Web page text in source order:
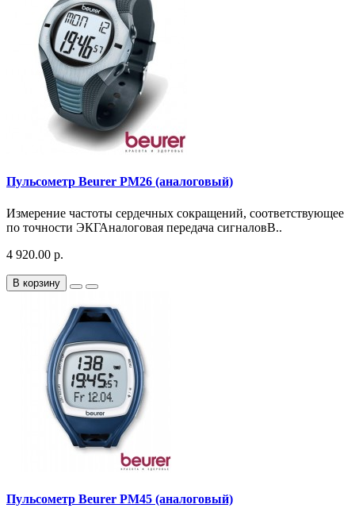
Пульсометр Beurer PM26 (аналоговый)
Измерение частоты сердечных сокращений, соответствующее
по точности ЭКГАналоговая передача сигналовВ..
4 920.00 р.
В корзину
Пульсометр Beurer PM45 (аналоговый)